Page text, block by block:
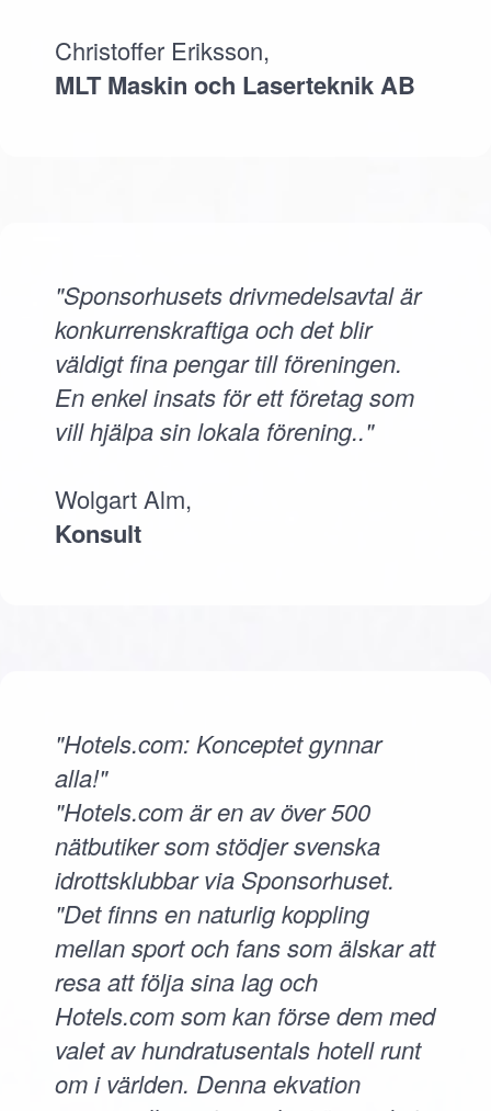
Christoffer Eriksson,
MLT Maskin och Laserteknik AB
"Sponsorhusets drivmedelsavtal är
konkurrenskraftiga och det blir
väldigt fina pengar till föreningen.
En enkel insats för ett företag som
vill hjälpa sin lokala förening.."
Wolgart Alm,
Konsult
"Hotels.com: Konceptet gynnar
alla!"
"Hotels.com är en av över 500
nätbutiker som stödjer svenska
idrottsklubbar via Sponsorhuset.
"Det finns en naturlig koppling
mellan sport och fans som älskar att
resa att följa sina lag och
Hotels.com som kan förse dem med
valet av hundratusentals hotell runt
om i världen. Denna ekvation